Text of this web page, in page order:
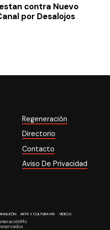
contra Nuevo
por Desalojos
Regeneración
Directorio
Contacto
Aviso De Privacidad
ARTE Y CULTURA MX VIDEOS